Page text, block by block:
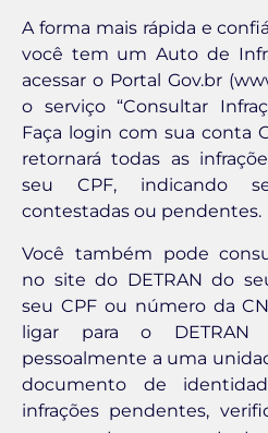
A forma mais rápida e
você tem um Auto de
acessar o Portal Gov.br
o serviço “Consultar
Faça login com sua conta
retornará todas as
seu CPF, indicando
contestadas ou pendentes.
Você também pode
no site do DETRAN do
seu CPF ou número da
ligar para o DETRAN
pessoalmente a uma
documento de
infrações pendentes,